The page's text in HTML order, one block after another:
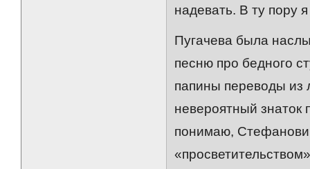
надевать. В ту пору
Пугачева была
песню про бедного
папины переводы из
невероятный знаток
понимаю,